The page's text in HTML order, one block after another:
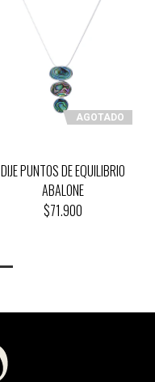
AGOTADO
DIJE PUNTOS DE EQUILIBRIO
ABALONE
$71.900